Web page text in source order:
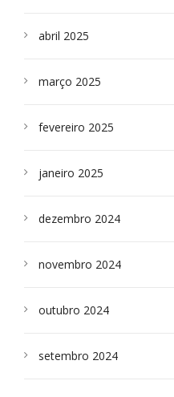
abril 2025
março 2025
fevereiro 2025
janeiro 2025
dezembro 2024
novembro 2024
outubro 2024
setembro 2024